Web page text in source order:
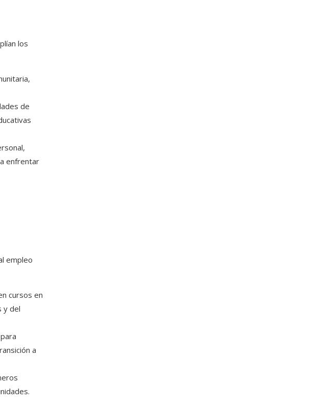
los
de
enfrentar
empleo
cursos en
y del
a